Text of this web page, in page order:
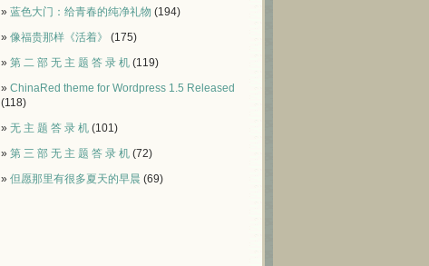
» 蓝色大门：给青春的纯净礼物 (194)
» 像福贵那样《活着》
(175)
» 第 二 部 无 主 题 答 录 机 (119)
» ChinaRed theme for Wordpress 1.5 Released
(118)
» 无 主 题 答 录 机 (101)
» 第 三 部 无 主 题 答 录 机 (72)
» 但愿那里有很多夏天的早晨 (69)